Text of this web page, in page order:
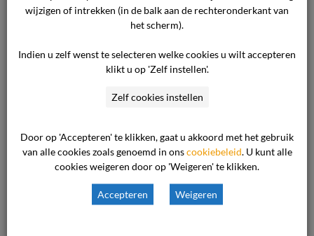
14 januari 2010 een mailing heeft gestuurd. De
ontvangen. De commissie heeft in het dossier
geen afschrift aangetroffen van de
betreffende mailing. Evenmin heeft de
dat hij een dergelijke mailing aan de consument
heeft verzonden. De commissie kan derhalve
niet uitsluiten dat een dergelijke mailing niet
aan de consument is verzonden en derhalve
evenmin dat de ondernemer hierin geen verwijt
wijzigen of intrekken (in de balk aan de rechteronderkant van
het scherm).
Indien u zelf wenst te selecteren welke cookies u wilt accepteren
klikt u op 'Zelf instellen'.
Zelf cookies instellen
Door op 'Accepteren' te klikken, gaat u akkoord met het gebruik
van alle cookies zoals genoemd in onscookiebeleid. U kunt alle
cookies weigeren door op 'Weigeren' te klikken.
Accepteren Weigeren